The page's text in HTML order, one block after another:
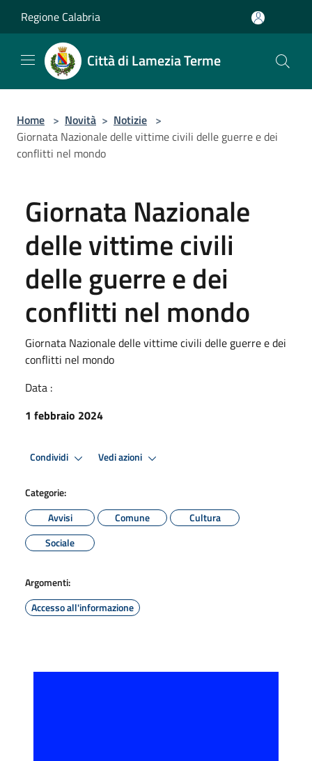
Regione Calabria
Città di Lamezia Terme
Home > Novità > Notizie >
Giornata Nazionale delle vittime civili delle guerre e dei
conflitti nel mondo
Giornata Nazionale
delle vittime civili
delle guerre e dei
conflitti nel mondo
Giornata Nazionale delle vittime civili delle guerre e dei
conflitti nel mondo
Data :
1 febbraio 2024
Condividi Vedi azioni
Categorie:
Avvisi
Comune
Cultura
Sociale
Argomenti:
Accesso all'informazione